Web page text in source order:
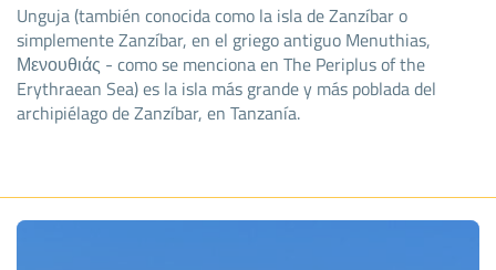
Unguja (también conocida como la isla de Zanzíbar o
simplemente Zanzíbar, en el griego antiguo Menuthias,
Μενουθιάς - como se menciona en The Periplus of the
Erythraean Sea) es la isla más grande y más poblada del
archipiélago de Zanzíbar, en Tanzanía.